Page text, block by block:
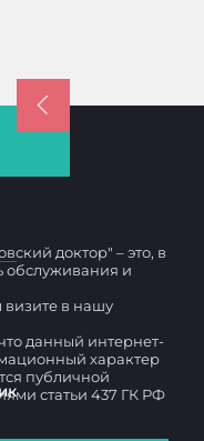
доктор" – это, в
обслуживания и
в нашу
данный интернет-
характер
публичной
статьи 437 ГК РФ